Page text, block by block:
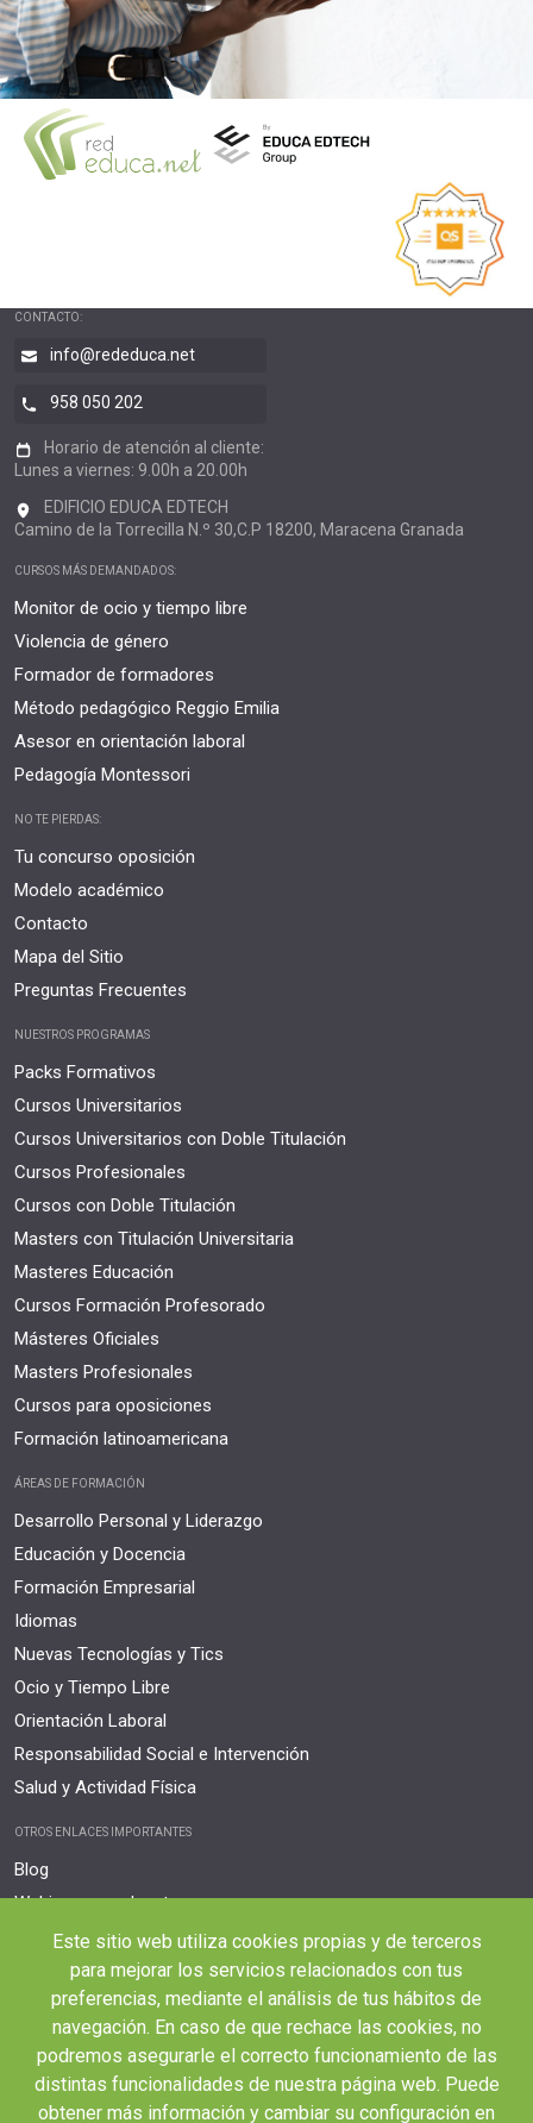
CONTACTO:
info@rededuca.net
958 050 202
Horario de atención al cliente:
Lunes a viernes: 9.00h a 20.00h
EDIFICIO EDUCA EDTECH
Camino de la Torrecilla N.º 30,C.P 18200, Maracena Granada
CURSOS MÁS DEMANDADOS:
Monitor de ocio y tiempo libre
Violencia de género
Formador de formadores
Método pedagógico Reggio Emilia
Asesor en orientación laboral
Pedagogía Montessori
NO TE PIERDAS:
Tu concurso oposición
Modelo académico
Contacto
Mapa del Sitio
Preguntas Frecuentes
NUESTROS PROGRAMAS
Packs Formativos
Cursos Universitarios
Cursos Universitarios con Doble Titulación
Cursos Profesionales
Cursos con Doble Titulación
Masters con Titulación Universitaria
Masteres Educación
Cursos Formación Profesorado
Másteres Oficiales
Masters Profesionales
Cursos para oposiciones
Formación latinoamericana
ÁREAS DE FORMACIÓN
Desarrollo Personal y Liderazgo
Educación y Docencia
Formación Empresarial
Idiomas
Nuevas Tecnologías y Tics
Ocio y Tiempo Libre
Orientación Laboral
Responsabilidad Social e Intervención
Salud y Actividad Física
OTROS ENLACES IMPORTANTES
Blog
Webinars y podcast
Revista Innovación Educativa
Contexto Educativo
Desistir contrato aquí
Tienes 14 días desde tu matriculación para cancelar sin coste y recibir el
reembolso completo.
Este sitio web utiliza cookies propias y de terceros
para mejorar los servicios relacionados con tus
preferencias, mediante el análisis de tus hábitos de
navegación. En caso de que rechace las cookies, no
podremos asegurarle el correcto funcionamiento de las
distintas funcionalidades de nuestra página web. Puede
obtener más información y cambiar su configuración en